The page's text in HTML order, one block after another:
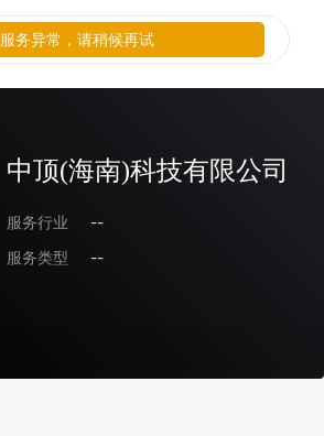
中顶(海南)科技有限公司
服务行业
--
服务类型
--
服务异常，请稍候再试